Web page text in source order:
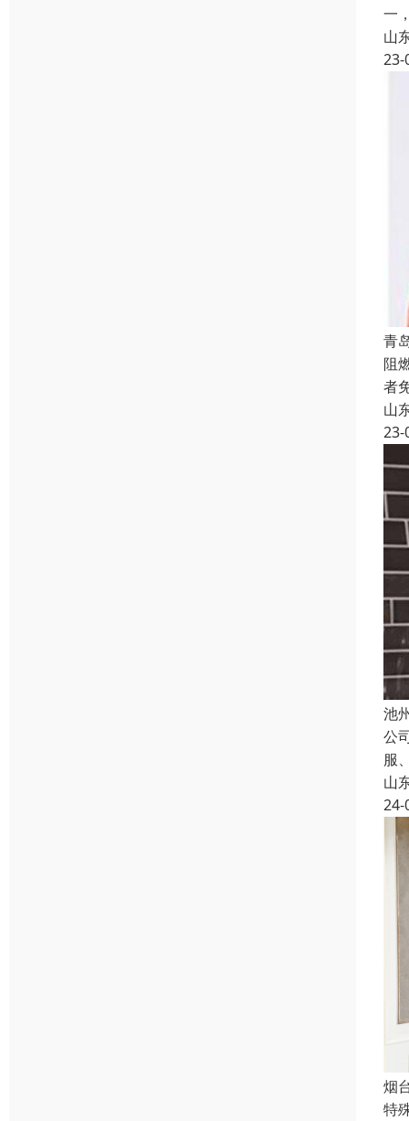
一
山
23-
青
阻
者
山
23-
池
公
服
山
24-
烟
特